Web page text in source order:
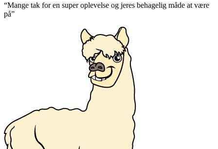
“Mange tak for en super oplevelse og jeres behagelig måde at være
på”